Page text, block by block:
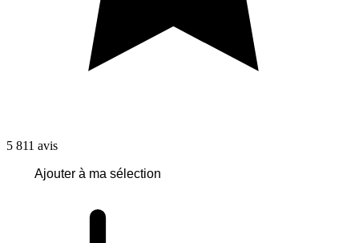
5 811 avis
Ajouter à ma sélection